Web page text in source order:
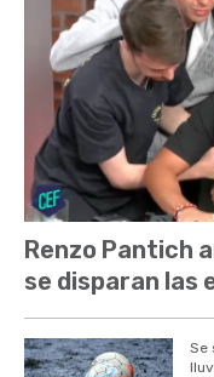
Renzo Pantich
se disparan las
Se